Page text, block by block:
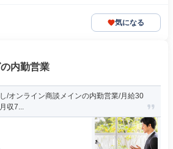
気になる
内勤営業
/オンライン商談メインの内勤営業/月給30
収7...